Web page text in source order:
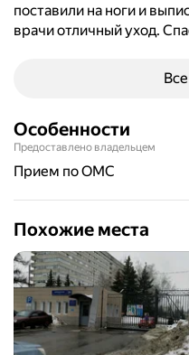
поставили на ноги и
врачи отличный уход.
Особенности
Предоставлено владельцем
прием по ОМС
Похожие места